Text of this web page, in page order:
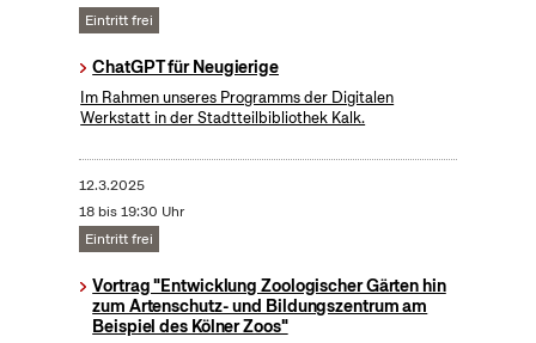
Eintritt frei
ChatGPT für Neugierige
Im Rahmen unseres Programms der Digitalen
Werkstatt in der Stadtteilbibliothek Kalk.
12.3.2025
18 bis 19:30 Uhr
Eintritt frei
Vortrag "Entwicklung Zoologischer Gärten hin
zum Artenschutz- und Bildungszentrum am
Beispiel des Kölner Zoos"